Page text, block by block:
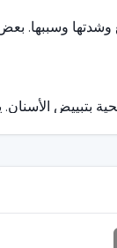
وسببها.
بتبييض
باستخدام
أو قشور
أعمق، قد